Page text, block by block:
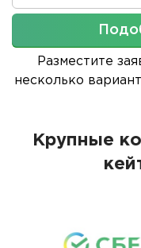
Разместите
несколько
Крупные